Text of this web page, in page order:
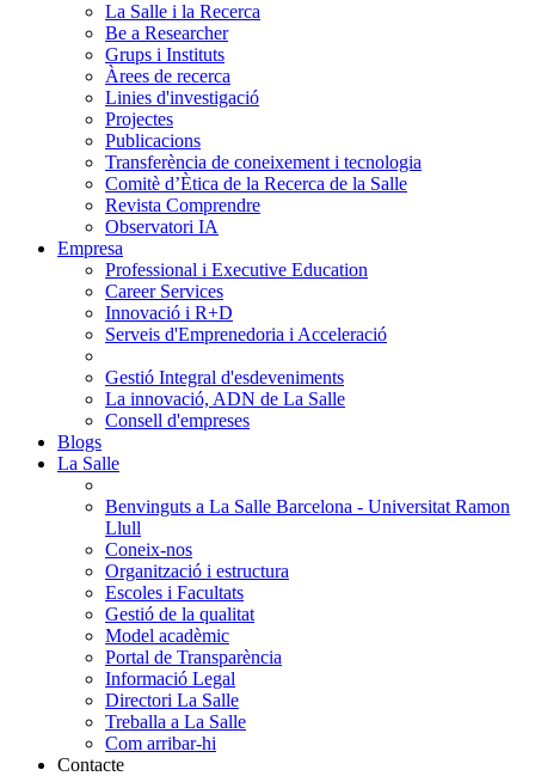
La Salle i la Recerca
Be a Researcher
Grups i Instituts
Àrees de recerca
Linies d'investigació
Projectes
Publicacions
Transferència de coneixement i tecnologia
Comitè d’Ètica de la Recerca de la Salle
Revista Comprendre
Observatori IA
Empresa
Professional i Executive Education
Career Services
Innovació i R+D
Serveis d'Emprenedoria i Acceleració
Gestió Integral d'esdeveniments
La innovació, ADN de La Salle
Consell d'empreses
Blogs
La Salle
Benvinguts a La Salle Barcelona - Universitat Ramon
Llull
Coneix-nos
Organització i estructura
Escoles i Facultats
Gestió de la qualitat
Model acadèmic
Portal de Transparència
Informació Legal
Directori La Salle
Treballa a La Salle
Com arribar-hi
Contacte